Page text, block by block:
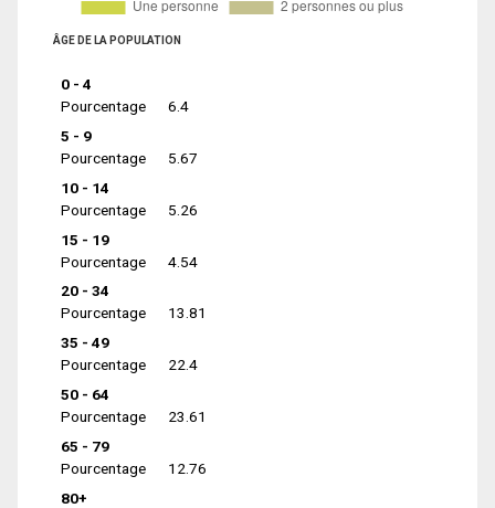
ÂGE DE LA POPULATION
0 - 4
Pourcentage
6.4
5 - 9
Pourcentage
5.67
10 - 14
Pourcentage
5.26
15 - 19
Pourcentage
4.54
20 - 34
Pourcentage
13.81
35 - 49
Pourcentage
22.4
50 - 64
Pourcentage
23.61
65 - 79
Pourcentage
12.76
80+